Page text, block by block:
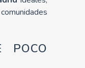
POCO